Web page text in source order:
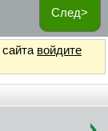
След>
войдите